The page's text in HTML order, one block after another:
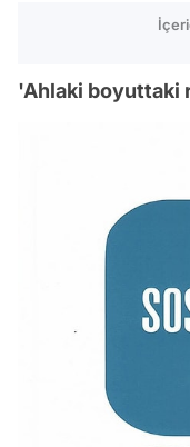
'Ahlaki boyuttaki